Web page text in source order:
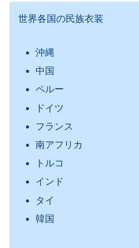
世界各国の民族衣装
沖縄
中国
ペルー
ドイツ
フランス
南アフリカ
トルコ
インド
タイ
韓国